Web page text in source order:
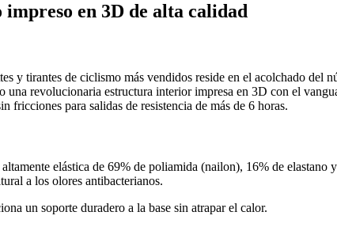
en 3D de alta calidad
y tirantes de ciclismo más vendidos reside en el acolchado
revolucionaria estructura interior impresa en 3D con el
para salidas de resistencia de más de 6 horas.
elástica de 69% de poliamida (nailon), 16% de elastano
a los olores antibacterianos.
un soporte duradero a la base sin atrapar el calor.